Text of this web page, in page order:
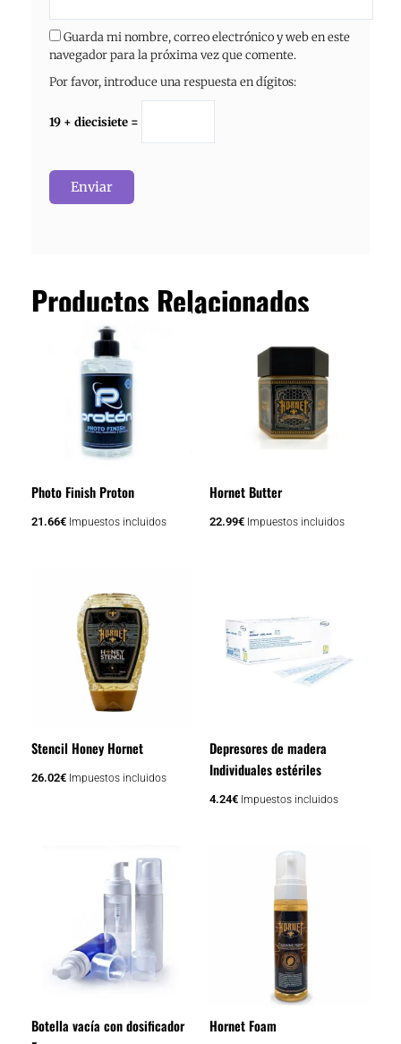
Guarda mi nombre, correo electrónico y web en este
navegador para la próxima vez que comente.
Por favor, introduce una respuesta en dígitos:
19 + diecisiete =
Productos Relacionados
Photo Finish Proton
21.66€ Impuestos incluidos
Hornet Butter
22.99€ Impuestos incluidos
Stencil Honey Hornet
26.02€ Impuestos incluidos
Depresores de madera
Individuales estériles
4.24€ Impuestos incluidos
Botella vacía con dosificador
Hornet Foam